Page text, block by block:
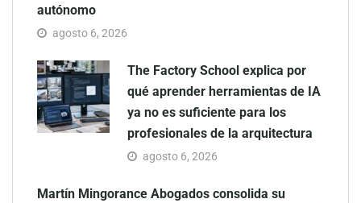
autónomo
agosto 6, 2026
The Factory School explica por
qué aprender herramientas de IA
ya no es suficiente para los
profesionales de la arquitectura
agosto 6, 2026
Martín Mingorance Abogados consolida su